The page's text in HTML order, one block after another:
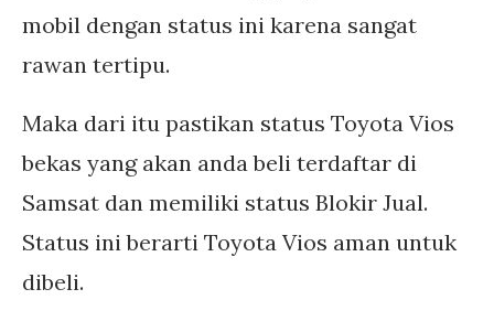
mobil dengan status ini karena sangat
rawan tertipu.
Maka dari itu pastikan status Toyota Vios
bekas yang akan anda beli terdaftar di
Samsat dan memiliki status Blokir Jual.
Status ini berarti Toyota Vios aman untuk
dibeli.